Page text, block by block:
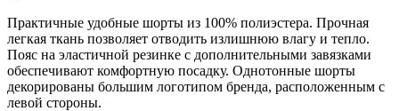
Практичные удобные шорты из 100% полиэстера. Прочная
легкая ткань позволяет отводить излишнюю влагу и тепло.
Пояс на эластичной резинке с дополнительными завязками
обеспечивают комфортную посадку. Однотонные шорты
декорированы большим логотипом бренда, расположенным с
левой стороны.